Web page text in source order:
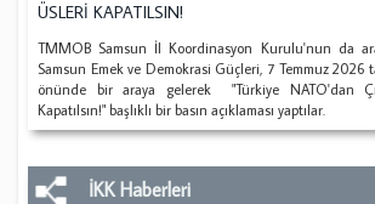
ÜSLERİ KAPATILSIN!
TMMOB Samsun İl Koordinasyon Kurulu'nun da
Samsun Emek ve Demokrasi Güçleri, 7 Temmuz 2026
önünde bir araya gelerek "Türkiye NATO'dan
Kapatılsın!" başlıklı bir basın açıklaması yaptılar.
İKK Haberleri